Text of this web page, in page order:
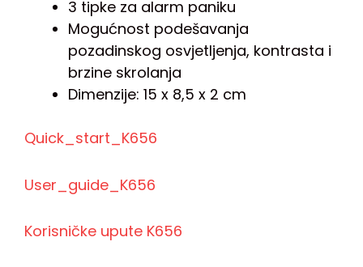
3 tipke za alarm paniku
Mogućnost podešavanja
pozadinskog osvjetljenja, kontrasta i
brzine skrolanja
Dimenzije: 15 x 8,5 x 2 cm
Quick_start_K656
User_guide_K656
Korisničke upute K656